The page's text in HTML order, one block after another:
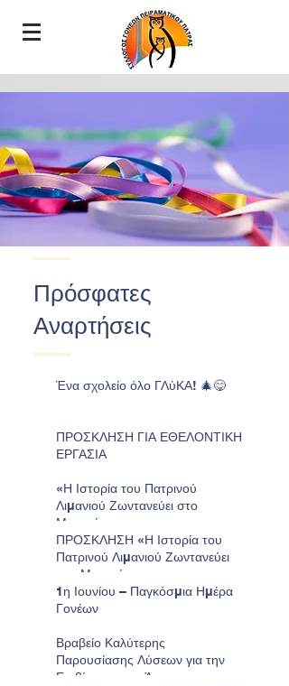
Πρόσφατες
Αναρτήσεις
Ένα σχολείο όλο ΓΛύΚΑ! 🎄😋
ΠΡΟΣΚΛΗΣΗ ΓΙΑ ΕΘΕΛΟΝΤΙΚΗ
ΕΡΓΑΣΙΑ
«Η Ιστορία του Πατρινού
Λιμανιού Ζωντανεύει στο
Μουσείο»
ΠΡΟΣΚΛΗΣΗ «Η Ιστορία του
Πατρινού Λιμανιού Ζωντανεύει
στο Μουσείο»
1η Ιουνίου – Παγκόσμια Ημέρα
Γονέων
Βραβείο Καλύτερης
Παρουσίασης Λύσεων για την
Επιβίωση στον Άρη για το